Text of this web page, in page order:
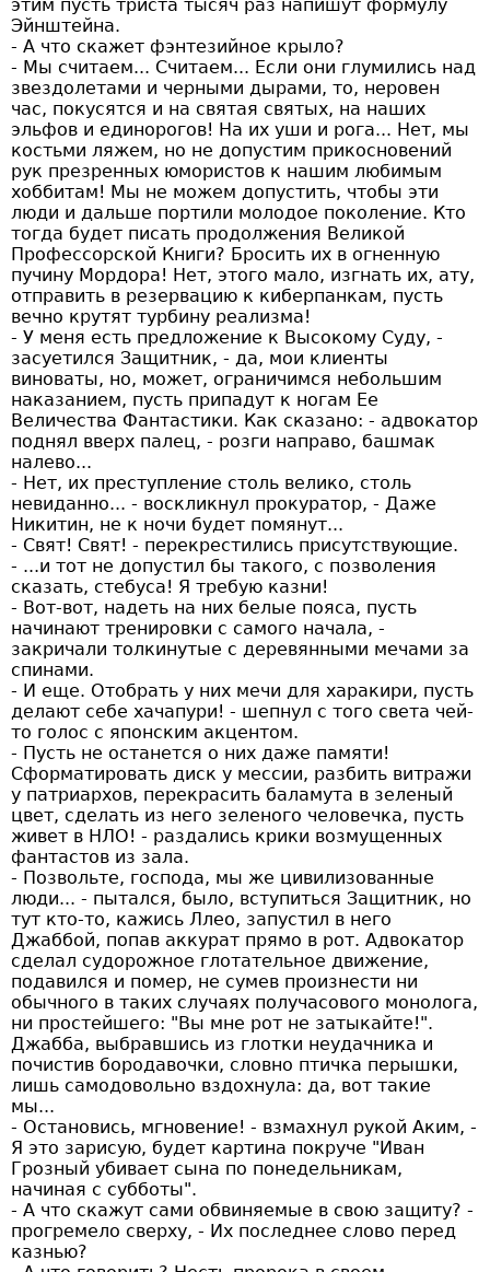
этим пусть триста тысяч раз напишут формулу
Эйнштейна.
- А что скажет фэнтезийное крыло?
- Мы считаем... Считаем... Если они глумились над
звездолетами и черными дырами, то, неровен
час, покусятся и на святая святых, на наших
эльфов и единорогов! На их уши и рога... Нет, мы
костьми ляжем, но не допустим прикосновений
рук презренных юмористов к нашим любимым
хоббитам! Мы не можем допустить, чтобы эти
люди и дальше портили молодое поколение. Кто
тогда будет писать продолжения Великой
Профессорской Книги? Бросить их в огненную
пучину Мордора! Нет, этого мало, изгнать их, ату,
отправить в резервацию к киберпанкам, пусть
вечно крутят турбину реализма!
- У меня есть предложение к Высокому Суду, -
засуетился Защитник, - да, мои клиенты
виноваты, но, может, ограничимся небольшим
наказанием, пусть припадут к ногам Ее
Величества Фантастики. Как сказано: - адвокатор
поднял вверх палец, - розги направо, башмак
налево...
- Нет, их преступление столь велико, столь
невиданно... - воскликнул прокуратор, - Даже
Никитин, не к ночи будет помянут...
- Свят! Свят! - перекрестились присутствующие.
- ...и тот не допустил бы такого, с позволения
сказать, стебуса! Я требую казни!
- Вот-вот, надеть на них белые пояса, пусть
начинают тренировки с самого начала, -
закричали толкинутые с деревянными мечами за
спинами.
- И еще. Отобрать у них мечи для харакири, пусть
делают себе хачапури! - шепнул с того света чей-
то голос с японским акцентом.
- Пусть не останется о них даже памяти!
Сформатировать диск у мессии, разбить витражи
у патриархов, перекрасить баламута в зеленый
цвет, сделать из него зеленого человечка, пусть
живет в НЛО! - раздались крики возмущенных
фантастов из зала.
- Позвольте, господа, мы же цивилизованные
люди... - пытался, было, вступиться Защитник, но
тут кто-то, кажись Ллео, запустил в него
Джаббой, попав аккурат прямо в рот. Адвокатор
сделал судорожное глотательное движение,
подавился и помер, не сумев произнести ни
обычного в таких случаях получасового монолога,
ни простейшего: "Вы мне рот не затыкайте!".
Джабба, выбравшись из глотки неудачника и
почистив бородавочки, словно птичка перышки,
лишь самодовольно вздохнула: да, вот такие
мы...
- Остановись, мгновение! - взмахнул рукой Аким, -
Я это зарисую, будет картина покруче "Иван
Грозный убивает сына по понедельникам,
начиная с субботы".
- А что скажут сами обвиняемые в свою защиту? -
прогремело сверху, - Их последнее слово перед
казнью?